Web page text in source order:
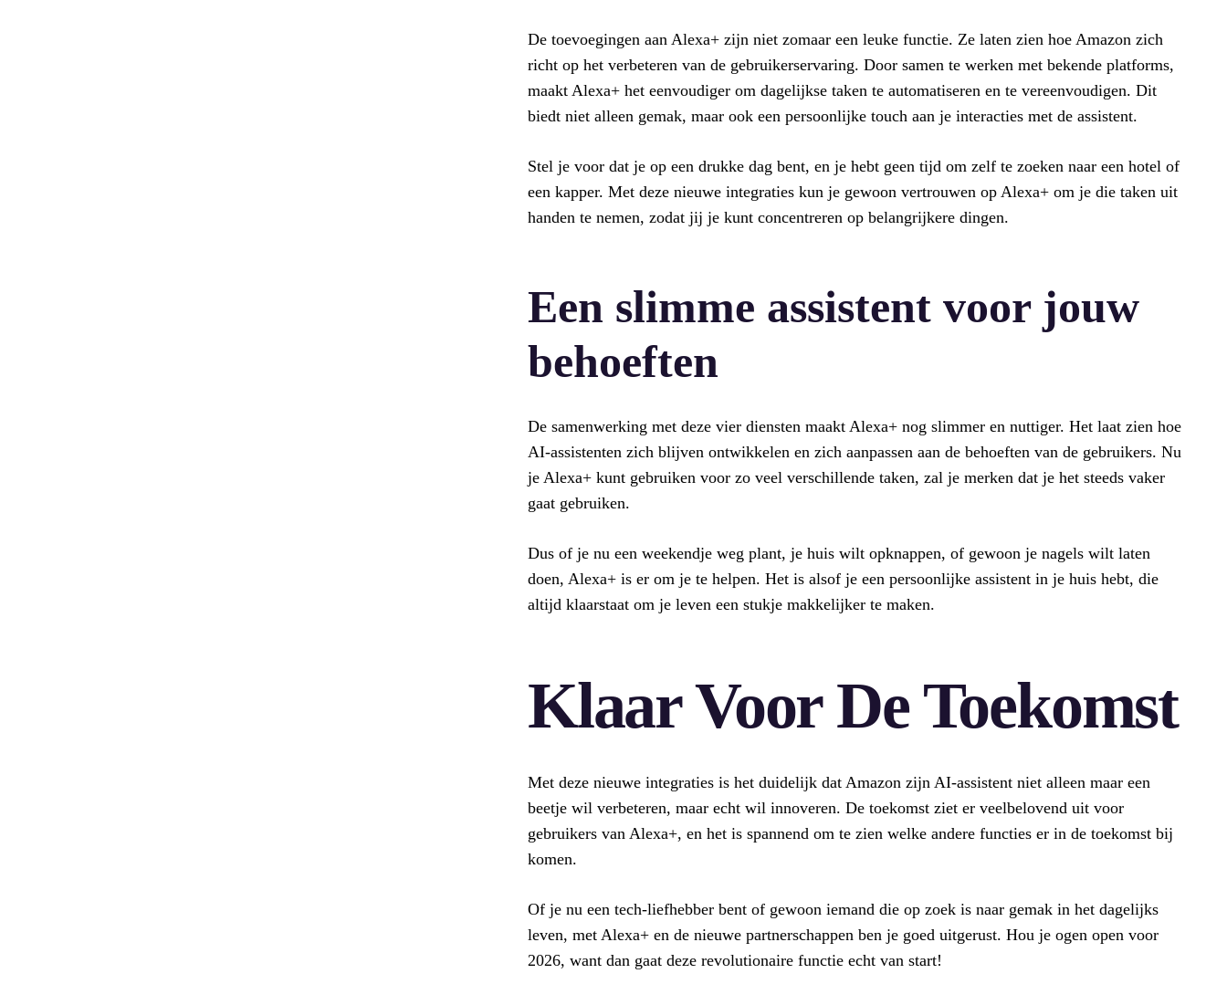
De toevoegingen aan Alexa+ zijn niet zomaar een leuke functie. Ze laten zien hoe Amazon zich
richt op het verbeteren van de gebruikerservaring. Door samen te werken met bekende platforms,
maakt Alexa+ het eenvoudiger om dagelijkse taken te automatiseren en te vereenvoudigen. Dit
biedt niet alleen gemak, maar ook een persoonlijke touch aan je interacties met de assistent.
Stel je voor dat je op een drukke dag bent, en je hebt geen tijd om zelf te zoeken naar een hotel of
een kapper. Met deze nieuwe integraties kun je gewoon vertrouwen op Alexa+ om je die taken uit
handen te nemen, zodat jij je kunt concentreren op belangrijkere dingen.
Een slimme assistent voor jouw
behoeften
De samenwerking met deze vier diensten maakt Alexa+ nog slimmer en nuttiger. Het laat zien hoe
AI-assistenten zich blijven ontwikkelen en zich aanpassen aan de behoeften van de gebruikers. Nu
je Alexa+ kunt gebruiken voor zo veel verschillende taken, zal je merken dat je het steeds vaker
gaat gebruiken.
Dus of je nu een weekendje weg plant, je huis wilt opknappen, of gewoon je nagels wilt laten
doen, Alexa+ is er om je te helpen. Het is alsof je een persoonlijke assistent in je huis hebt, die
altijd klaarstaat om je leven een stukje makkelijker te maken.
Klaar Voor De Toekomst
Met deze nieuwe integraties is het duidelijk dat Amazon zijn AI-assistent niet alleen maar een
beetje wil verbeteren, maar echt wil innoveren. De toekomst ziet er veelbelovend uit voor
gebruikers van Alexa+, en het is spannend om te zien welke andere functies er in de toekomst bij
komen.
Of je nu een tech-liefhebber bent of gewoon iemand die op zoek is naar gemak in het dagelijks
leven, met Alexa+ en de nieuwe partnerschappen ben je goed uitgerust. Hou je ogen open voor
2026, want dan gaat deze revolutionaire functie echt van start!